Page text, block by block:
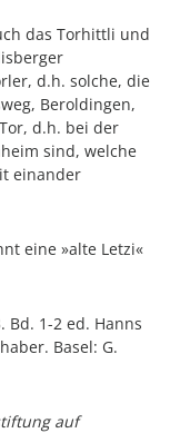
das Torhittli und
d.h. solche, die
Beroldingen,
d.h. bei der
sind, welche
einander
eine »alte Letzi«
Bd. 1-2 ed. Hanns
Basel: G.
auf